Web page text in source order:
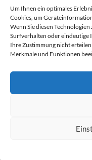
Um Ihnen ein optimales
Cookies, um
Wenn Sie diesen
Surfverhalten oder eindeutige
Ihre Zustimmung nicht
Merkmale und Funktionen
© 1998–2026